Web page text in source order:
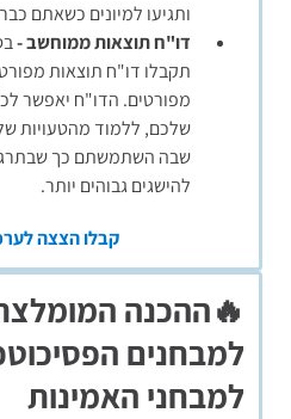
ותגיעו למיונים כשאתם
דו"ח תוצאות ממוחשב -
תקבלו דו"ח תוצאות
מפורטים. הדו"ח יאפשר
שלכם, ללמוד מהטעויות
שבה השתמשתם כך
להישגים גבוהים יותר.
קבלו הצצה
🔥ההכנה
למבחנים
למבחני האמינות